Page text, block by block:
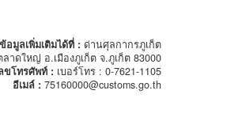
อมูลเพิ่มเติมได้ที่ : ด่านศุลกากรภูเก็ต
าดใหญ่ อ.เมืองภูเก็ต จ.ภูเก็ต 83000
ขโทรศัพท์ : เบอร์โทร : 0-7621-1105
อีเมล์ : 75160000@customs.go.th